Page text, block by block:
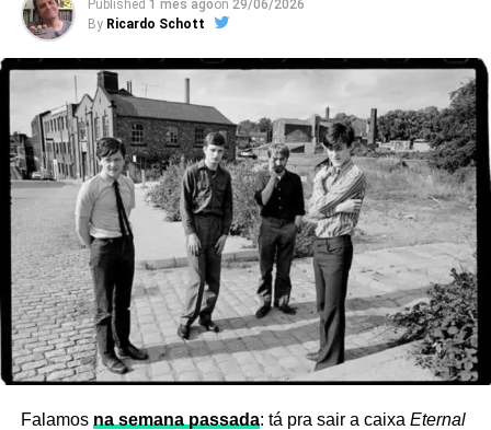
Published 1 mês agoon 29/06/2026
By Ricardo Schott
Falamos na semana passada: tá pra sair a caixa Eternal